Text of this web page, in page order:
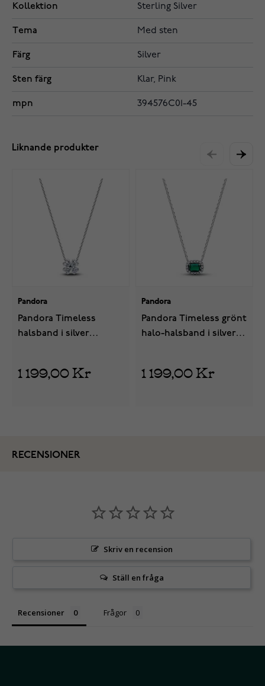
Kollektion Sterling Silver
Tema Med sten
Färg Silver
Sten färg Klar, Pink
mpn 394576C01-45
Liknande produkter
Pandora
Pandora Timeless
halsband i silver
1 199,00 Kr
Pandora
Pandora Timeless grönt
halo-halsband i silver
1 199,00 Kr
RECENSIONER
Skriv en recension
Ställ en fråga
Recensioner Frågor